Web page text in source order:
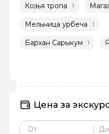
Козья тропа 1
Мельница урбеча 1
Бархан Сарыкум 1
Цена за
От До